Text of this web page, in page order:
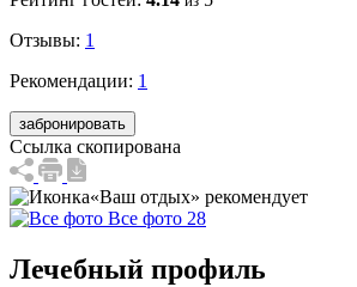
Отзывы: 1
Рекомендации: 1
забронировать
Ссылка скопирована
«Ваш отдых» рекомендует
Все фото 28
Лечебный профиль